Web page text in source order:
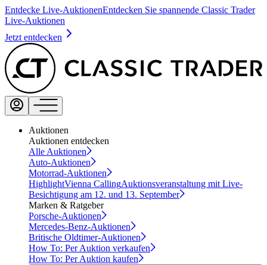
Entdecke Live-AuktionenEntdecken Sie spannende Classic Trader
Live-Auktionen
Jetzt entdecken
Auktionen
Auktionen entdecken
Alle Auktionen
Auto-Auktionen
Motorrad-Auktionen
HighlightVienna CallingAuktionsveranstaltung mit Live-
Besichtigung am 12. und 13. September
Marken & Ratgeber
Porsche-Auktionen
Mercedes-Benz-Auktionen
Britische Oldtimer-Auktionen
How To: Per Auktion verkaufen
How To: Per Auktion kaufen